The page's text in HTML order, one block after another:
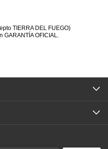
TIERRA DEL FUEGO)
OFICIAL.